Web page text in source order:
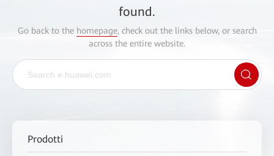
found.
Go back to the homepage, check out the links below, or search
across the entire website.
Prodotti